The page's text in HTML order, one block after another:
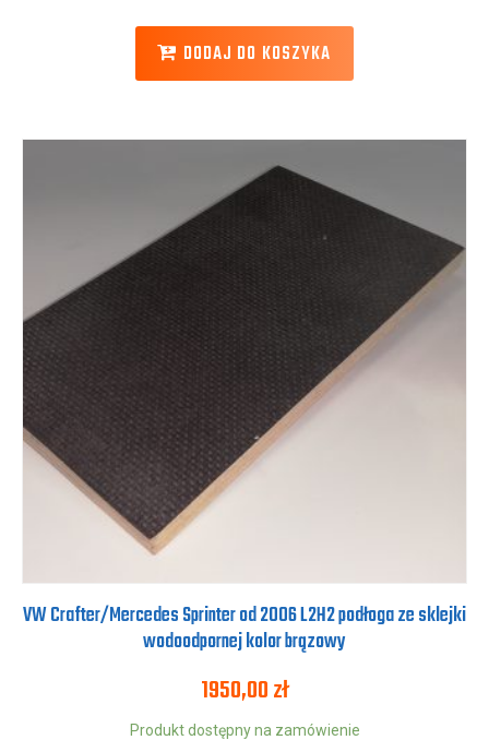
DODAJ DO KOSZYKA
VW Crafter/Mercedes Sprinter od 2006 L2H2 podłoga ze sklejki
wodoodpornej kolor brązowy
1950,00zł
Produkt dostępny na zamówienie